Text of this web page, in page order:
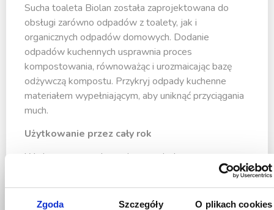
Zgoda Szczegóły O plikach cookies
Sucha toaleta Biolan została zaprojektowana do
obsługi zarówno odpadów z toalety, jak i
organicznych odpadów domowych. Dodanie
odpadów kuchennych usprawnia proces
kompostowania, równoważąc i urozmaicając bazę
odżywczą kompostu. Przykryj odpady kuchenne
materiałem wypełniającym, aby uniknąć przyciągania
much.
Użytkowanie przez cały rok
W nieogrzewanych pomieszczeniach masa
kompostowa może zamarzać zimą. Nie spowoduje to
uszkodzenia urządzenia ani samego kompostownika;
proces zostanie wznowiony, gdy temperatura